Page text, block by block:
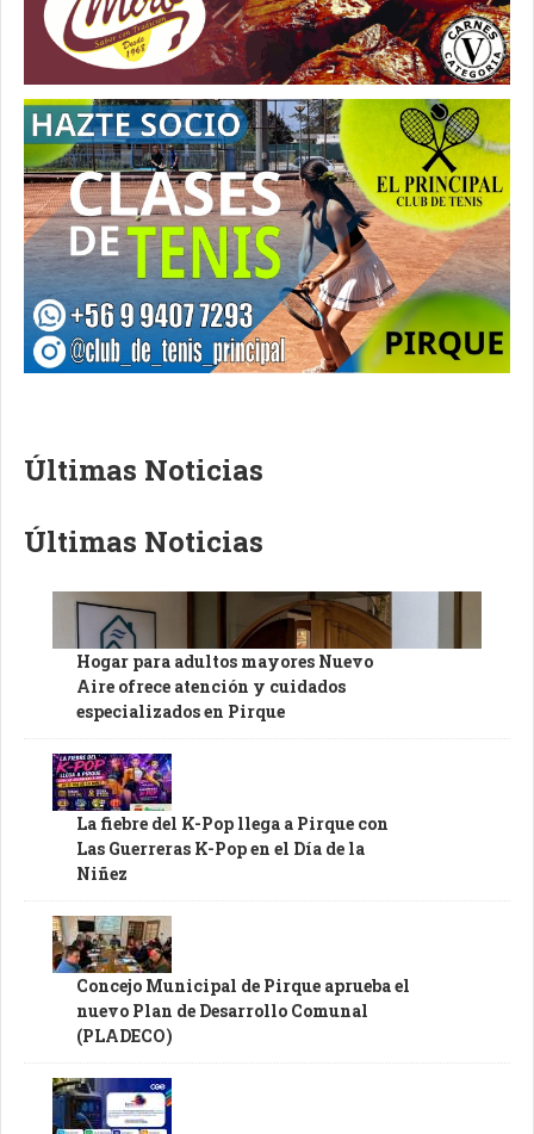
Últimas Noticias
Últimas Noticias
Hogar para adultos mayores Nuevo
Aire ofrece atención y cuidados
especializados en Pirque
La fiebre del K-Pop llega a Pirque con
Las Guerreras K-Pop en el Día de la
Niñez
Concejo Municipal de Pirque aprueba el
nuevo Plan de Desarrollo Comunal
(PLADECO)